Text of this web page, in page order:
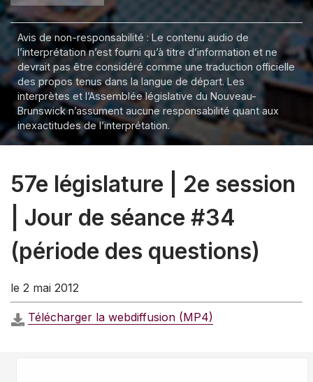
Avis de non-responsabilité : Le contenu audio de
l’interprétation n’est fourni qu’à titre d’information et ne
devrait pas être considéré comme une traduction officielle
des propos tenus dans la langue de départ. Les
interprètes et l’Assemblée législative du Nouveau-
Brunswick n’assument aucune responsabilité quant aux
inexactitudes de l’interprétation.
57e législature | 2e session
| Jour de séance #34
(période des questions)
le 2 mai 2012
Télécharger la webdiffusion (MP4)